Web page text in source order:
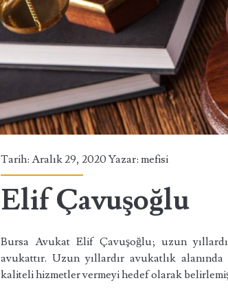
Tarih: Aralık 29, 2020 Yazar:mefisi
Elif Çavuşoğlu
Bursa Avukat Elif Çavuşoğlu; uzun
avukattır. Uzun yıllardır avukatlık
kaliteli hizmetler vermeyi hedef olarak